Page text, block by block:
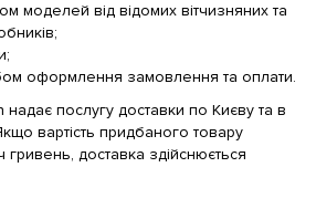
моделей від відомих вітчизняних та
оформлення замовлення та оплати.
послугу доставки по Києву та в
вартість придбаного товару
гривень, доставка здійснюється